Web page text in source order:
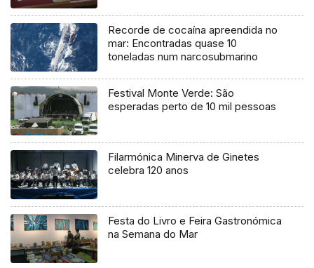
Recorde de cocaína apreendida no
mar: Encontradas quase 10
toneladas num narcosubmarino
Festival Monte Verde: São
esperadas perto de 10 mil pessoas
Filarmónica Minerva de Ginetes
celebra 120 anos
Festa do Livro e Feira Gastronómica
na Semana do Mar